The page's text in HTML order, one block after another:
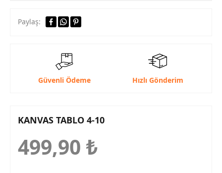
Paylaş:
Güvenli Ödeme Hızlı Gönderim
KANVAS TABLO 4-10
499,90 ₺